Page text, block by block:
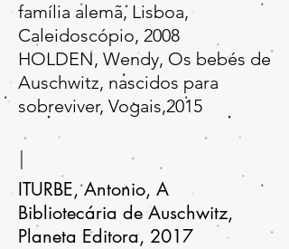
família alemã, Lisboa,
Caleidoscópio, 2008
HOLDEN, Wendy, Os bebés de
Auschwitz, nascidos para
sobreviver, Vogais,2015
I
ITURBE,Antonio, A
Bibliotecária de Auschwitz,
Planeta Editora, 2017